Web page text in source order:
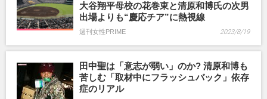
大谷翔平母校の花巻東と清原和博氏の次男
出場よりも“慶応チア”に熱視線
週刊女性PRIME 2023/8/19
田中聖は「意志が弱い」のか? 清原和博も
苦しむ「取材中にフラッシュバック」依存
症のリアル